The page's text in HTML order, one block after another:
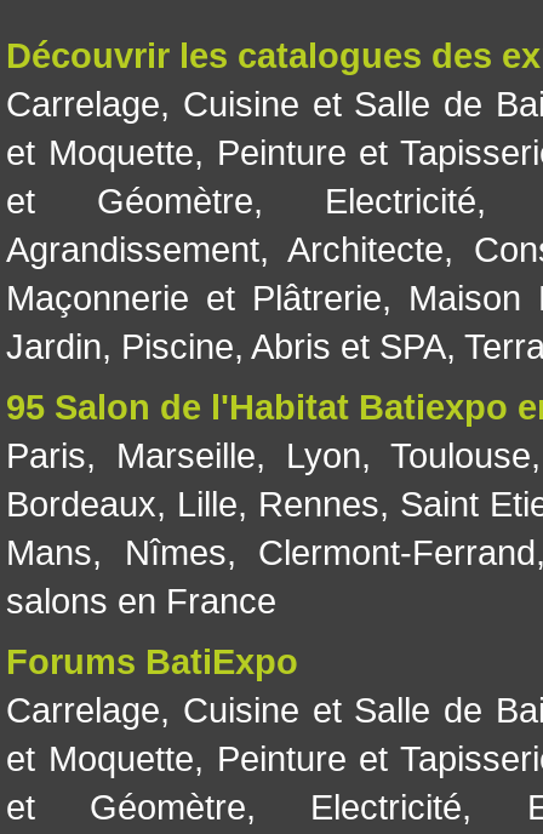
Découvrir les catalogues des
Carrelage, Cuisine et Salle de
et Moquette, Peinture et
et Géomètre, Electricité
Agrandissement, Architecte,
Maçonnerie et Plâtrerie, Maison
Jardin, Piscine, Abris et SPA,
95 Salon de l'Habitat Batiexpo
Paris, Marseille, Lyon, Toulouse
Bordeaux, Lille, Rennes, Saint
Mans, Nîmes, Clermont-Ferrand
salons en France
Forums BatiExpo
Carrelage, Cuisine et Salle de
et Moquette, Peinture et
et Géomètre, Electricité,